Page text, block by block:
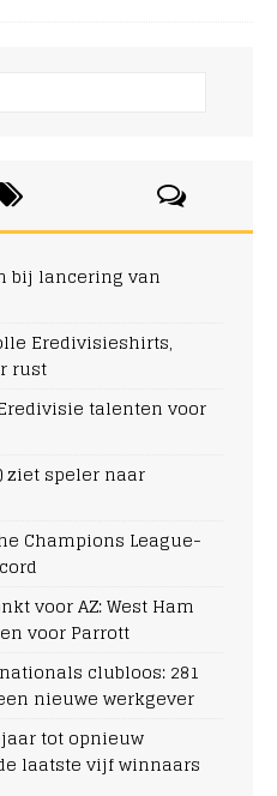
bij lancering van
Eredivisieshirts,
rust
talenten voor
ziet speler naar
Champions League-
voor AZ: West Ham
voor Parrott
clubloos: 281
nieuwe werkgever
tot opnieuw
laatste vijf winnaars